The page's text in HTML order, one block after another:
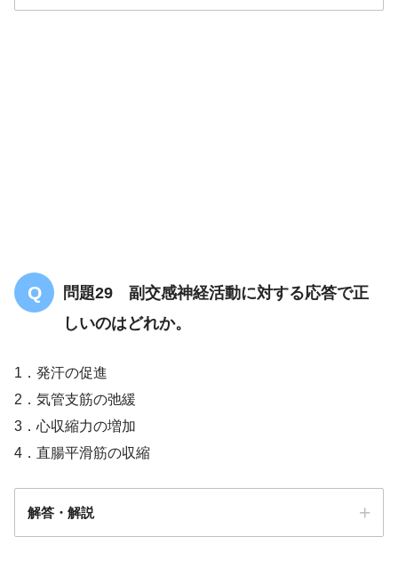
問題29 副交感神経活動に対する応答で正
しいのはどれか。
1．発汗の促進
2．気管支筋の弛緩
3．心収縮力の増加
4．直腸平滑筋の収縮
解答・解説